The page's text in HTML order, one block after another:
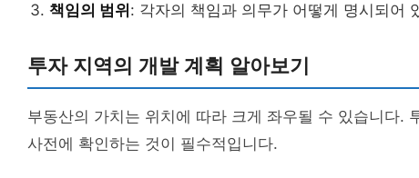
책임의 범위 : 각자의 책임과 의무가 어떻게 명시되어
투자 지역의 개발 계획 알아보기
부동산의 가치는 위치에 따라 크게 좌우될 수 있습니다.
사전에 확인하는 것이 필수적입니다.